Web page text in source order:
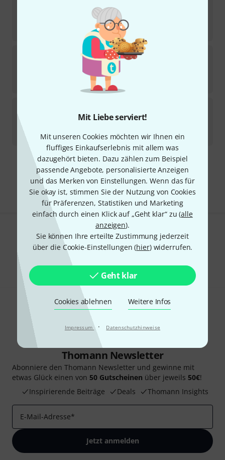
Mit Liebe serviert!
Mit unseren Cookies möchten wir Ihnen ein
fluffiges Einkaufserlebnis mit allem was
dazugehört bieten. Dazu zählen zum Beispiel
passende Angebote, personalisierte Anzeigen
und das Merken von Einstellungen. Wenn das für
Sie okay ist, stimmen Sie der Nutzung von Cookies
für Präferenzen, Statistiken und Marketing
einfach durch einen Klick auf „Geht klar“ zu (alle
anzeigen).
Sie können Ihre erteilte Zustimmung jederzeit
über die Cookie-Einstellungen (hier) widerrufen.
Geht klar
Cookies ablehnen Weitere Infos
Impressum · Datenschutzhinweise
Sofort lieferbar
Triad-Orbit IO-FLX Flexible Gooseneck
Sofort lieferbar
429€
Kostenloser Versand ab 29 €
Alle Preise inkl. MwSt.
Gefällt Ihnen, was Sie sehen?
Teilen
Thomann Newsletter
Abonniere den Thomann Newsletter und gewinne mit
etwas Glück einen von 50 Gutscheinen über jeweils 50€!
Inspirierende Beiträge
Deals Thomann Insights
E-Mail-Adresse*
Jetzt anmelden